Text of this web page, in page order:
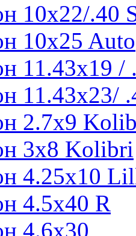
10x22/.40
10x25 Auto
11.43x19 /
11.43x23/
2.7x9
3x8 Kolibri
4.25x10
4.5x40 R
4.6x30